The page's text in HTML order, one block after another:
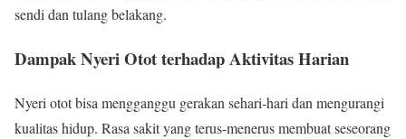
sendi dan tulang belakang.
Dampak Nyeri Otot terhadap Aktivitas Harian
Nyeri otot bisa mengganggu gerakan sehari-hari dan mengurangi
kualitas hidup. Rasa sakit yang terus-menerus membuat seseorang